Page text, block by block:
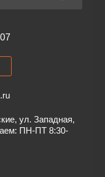
ул. Западная,
ПН-ПТ 8:30-